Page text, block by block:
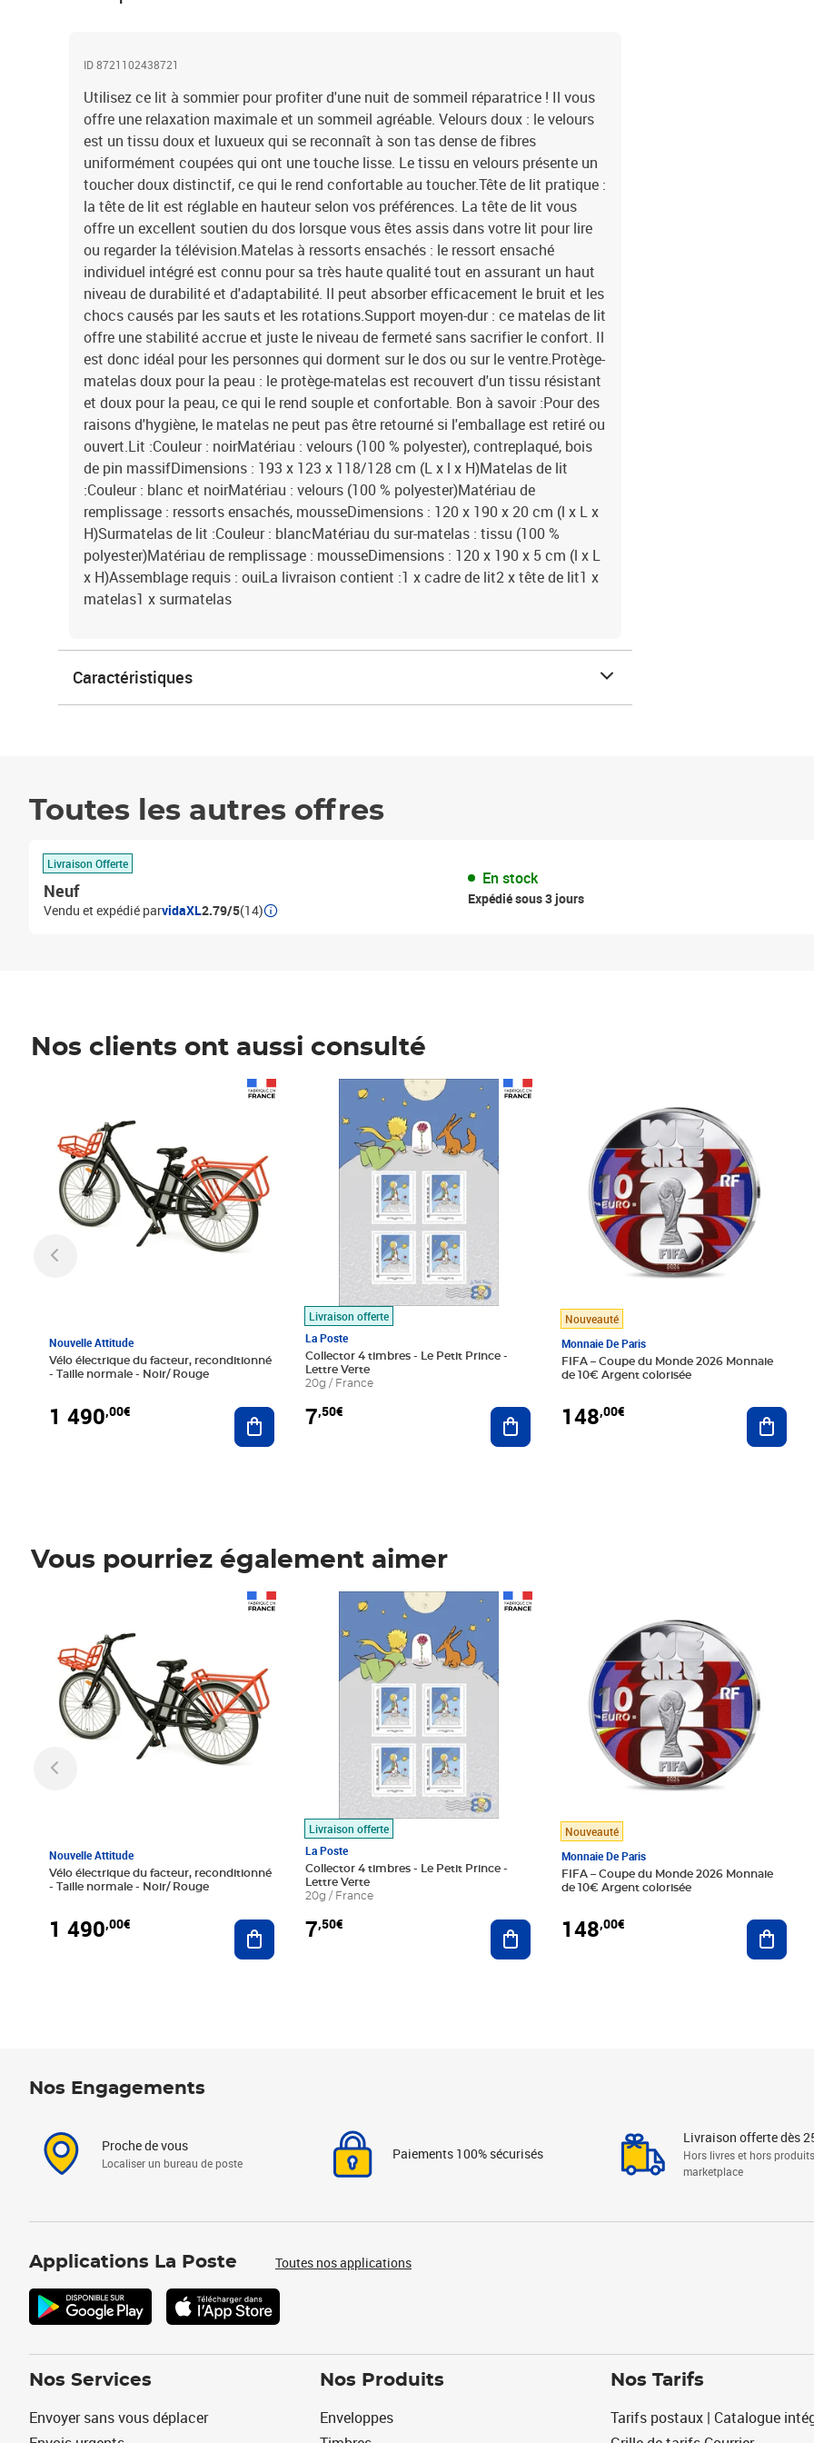
ID 8721102438721
Utilisez ce lit à sommier pour profiter d'une nuit de sommeil réparatrice ! Il vous
offre une relaxation maximale et un sommeil agréable. Velours doux : le velours
est un tissu doux et luxueux qui se reconnaît à son tas dense de fibres
uniformément coupées qui ont une touche lisse. Le tissu en velours présente un
toucher doux distinctif, ce qui le rend confortable au toucher.Tête de lit pratique :
la tête de lit est réglable en hauteur selon vos préférences. La tête de lit vous
offre un excellent soutien du dos lorsque vous êtes assis dans votre lit pour lire
ou regarder la télévision.Matelas à ressorts ensachés : le ressort ensaché
individuel intégré est connu pour sa très haute qualité tout en assurant un haut
niveau de durabilité et d'adaptabilité. Il peut absorber efficacement le bruit et les
chocs causés par les sauts et les rotations.Support moyen-dur : ce matelas de lit
offre une stabilité accrue et juste le niveau de fermeté sans sacrifier le confort. Il
est donc idéal pour les personnes qui dorment sur le dos ou sur le ventre.Protège-
matelas doux pour la peau : le protège-matelas est recouvert d'un tissu résistant
et doux pour la peau, ce qui le rend souple et confortable. Bon à savoir :Pour des
raisons d'hygiène, le matelas ne peut pas être retourné si l'emballage est retiré ou
ouvert.Lit :Couleur : noirMatériau : velours (100 % polyester), contreplaqué, bois
de pin massifDimensions : 193 x 123 x 118/128 cm (L x l x H)Matelas de lit
:Couleur : blanc et noirMatériau : velours (100 % polyester)Matériau de
remplissage : ressorts ensachés, mousseDimensions : 120 x 190 x 20 cm (l x L x
H)Surmatelas de lit :Couleur : blancMatériau du sur-matelas : tissu (100 %
polyester)Matériau de remplissage : mousseDimensions : 120 x 190 x 5 cm (l x L
x H)Assemblage requis : ouiLa livraison contient :1 x cadre de lit2 x tête de lit1 x
matelas1 x surmatelas
Caractéristiques
Toutes les autres offres
Livraison Offerte
Neuf
Vendu et expédié parvidaXL2.79/5(14)
En stock
Expédié sous 3 jours
Nos clients ont aussi consulté
Nouvelle Attitude
Vélo électrique du facteur, reconditionné
- Taille normale - Noir/ Rouge
1 490,00€ Ajouter au panier
Livraison offerte
La Poste
Collector 4 timbres - Le Petit Prince -
Lettre Verte
20g / France
7,50€
Prix 7,50€
Ajouter au panier
Nouveauté
Monnaie De Paris
FIFA – Coupe du Monde 2026 Monnaie
de 10€ Argent colorisée
148,00€
Vous pourriez également aimer
Nouvelle Attitude
Vélo électrique du facteur, reconditionné
- Taille normale - Noir/ Rouge
1 490,00€ Ajouter au panier
Livraison offerte
La Poste
Collector 4 timbres - Le Petit Prince -
Lettre Verte
20g / France
7,50€
Prix 7,50€
Ajouter au panier
Nouveauté
Monnaie De Paris
FIFA – Coupe du Monde 2026 Monnaie
de 10€ Argent colorisée
148,00€
Nos Engagements
Proche de vous
Localiser un bureau de poste
Paiements 100% sécurisés
Livraison offerte dès
Hors livres et hors produits
marketplace
Applications La Poste Toutes nos applications
Nos Services
Envoyer sans vous déplacer
Nos Produits
Enveloppes
Nos Tarifs
Tarifs postaux | Catalogue